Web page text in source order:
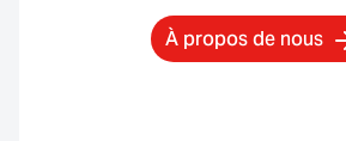
À propos de nous